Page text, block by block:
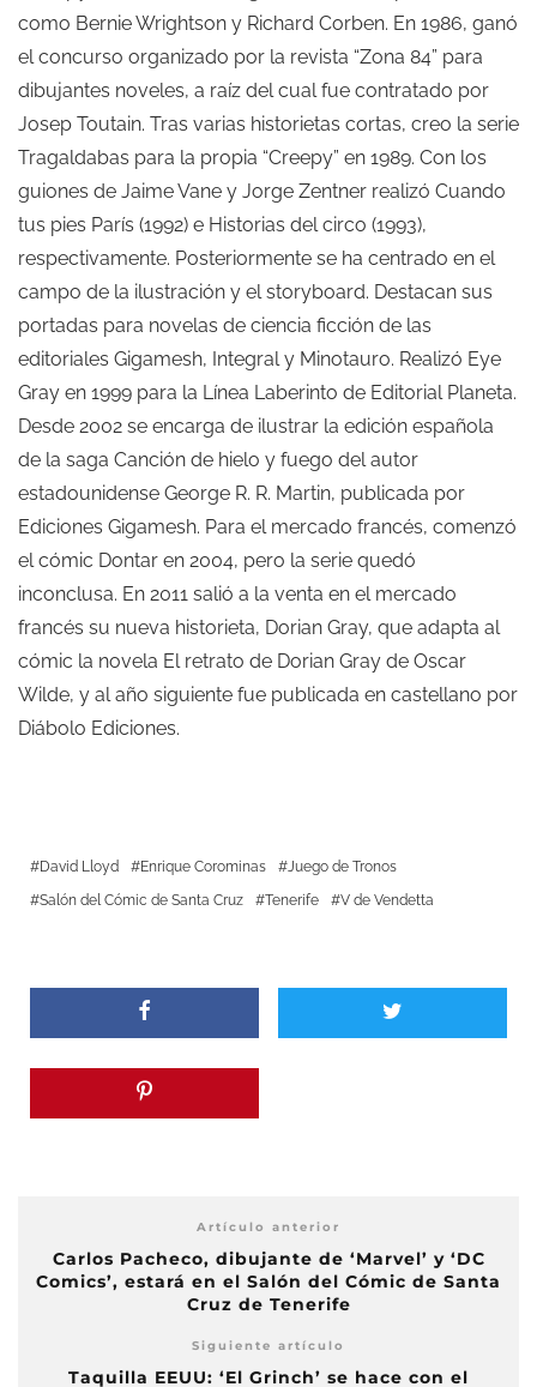
como Bernie Wrightson y Richard Corben. En 1986, ganó
el concurso organizado por la revista “Zona 84” para
dibujantes noveles, a raíz del cual fue contratado por
Josep Toutain. Tras varias historietas cortas, creo la serie
Tragaldabas para la propia “Creepy” en 1989. Con los
guiones de Jaime Vane y Jorge Zentner realizó Cuando
tus pies París (1992) e Historias del circo (1993),
respectivamente. Posteriormente se ha centrado en el
campo de la ilustración y el storyboard. Destacan sus
portadas para novelas de ciencia ficción de las
editoriales Gigamesh, Integral y Minotauro. Realizó Eye
Gray en 1999 para la Línea Laberinto de Editorial Planeta.
Desde 2002 se encarga de ilustrar la edición española
de la saga Canción de hielo y fuego del autor
estadounidense George R. R. Martin, publicada por
Ediciones Gigamesh. Para el mercado francés, comenzó
el cómic Dontar en 2004, pero la serie quedó
inconclusa. En 2011 salió a la venta en el mercado
francés su nueva historieta, Dorian Gray, que adapta al
cómic la novela El retrato de Dorian Gray de Oscar
Wilde, y al año siguiente fue publicada en castellano por
Diábolo Ediciones.
David Lloyd Enrique Corominas
Juego de Tronos
Salón del Cómic de Santa Cruz
Tenerife V de Vendetta
Artículo anterior
Carlos Pacheco, dibujante de ‘Marvel’ y ‘DC
Comics’, estará en el Salón del Cómic de Santa
Cruz de Tenerife
Siguiente artículo
Taquilla EEUU: ‘El Grinch’ se hace con el